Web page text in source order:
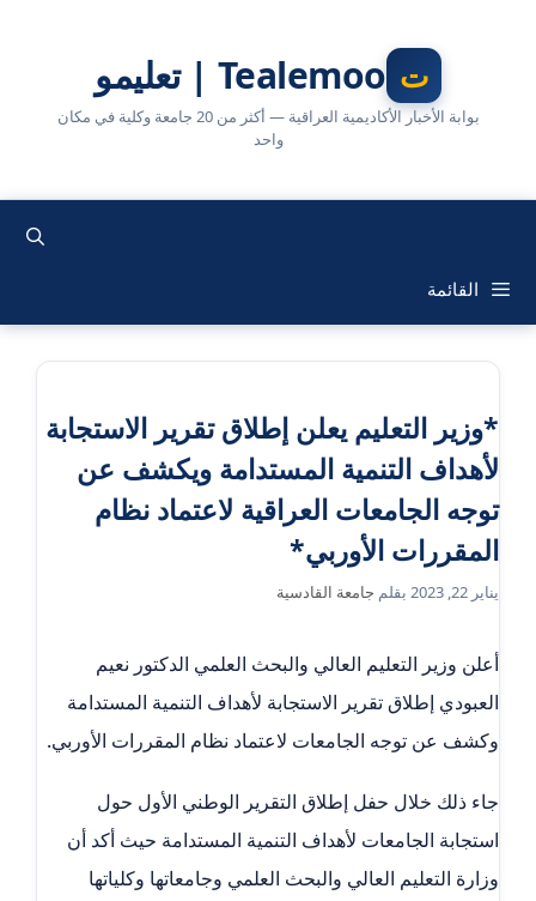
Tealemoo | تعليمو
بوابة الأخبار الأكاديمية العراقية — أكثر من 20 جامعة وكلية في مكان
واحد
القائمة
*وزير التعليم يعلن إطلاق تقرير الاستجابة
لأهداف التنمية المستدامة ويكشف عن
توجه الجامعات العراقية لاعتماد نظام
المقررات الأوربي*
يناير 22, 2023 بقلم جامعة القادسية
أعلن وزير التعليم العالي والبحث العلمي الدكتور نعيم
العبودي إطلاق تقرير الاستجابة لأهداف التنمية المستدامة
وكشف عن توجه الجامعات لاعتماد نظام المقررات الأوربي.
جاء ذلك خلال حفل إطلاق التقرير الوطني الأول حول
استجابة الجامعات لأهداف التنمية المستدامة حيث أكد أن
وزارة التعليم العالي والبحث العلمي وجامعاتها وكلياتها